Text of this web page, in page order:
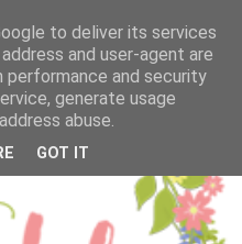
to deliver its services
and user-agent are
performance and security
generate usage
abuse.
GOT IT